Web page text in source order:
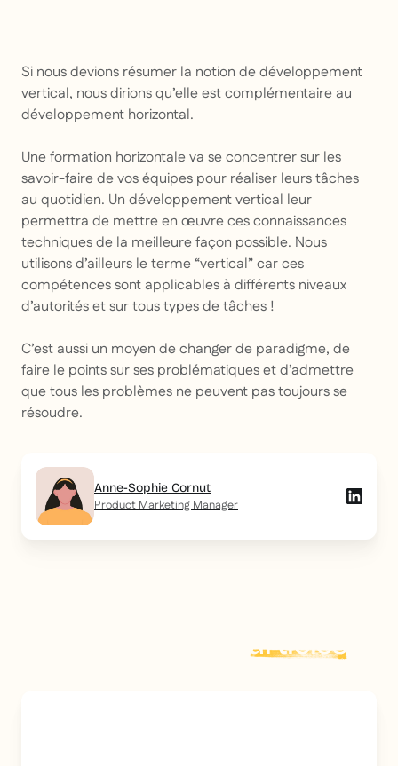
Si nous devions résumer la notion de développement
vertical, nous dirions qu’elle est complémentaire au
développement horizontal.
Une formation horizontale va se concentrer sur les
savoir-faire de vos équipes pour réaliser leurs tâches
au quotidien. Un développement vertical leur
permettra de mettre en œuvre ces connaissances
techniques de la meilleure façon possible. Nous
utilisons d’ailleurs le terme “vertical” car ces
compétences sont applicables à différents niveaux
d’autorités et sur tous types de tâches !
C’est aussi un moyen de changer de paradigme, de
faire le points sur ses problématiques et d’admettre
que tous les problèmes ne peuvent pas toujours se
résoudre.
Anne-Sophie Cornut
Product Marketing Manager
articles